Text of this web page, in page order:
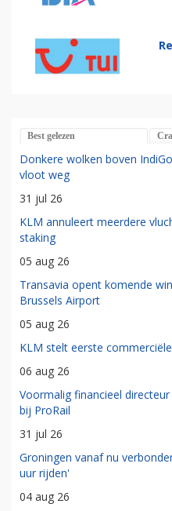
Best gelezen
Donkere wolken boven
vloot weg
31 jul 26
KLM annuleert meerdere
staking
05 aug 26
Transavia opent komende
Brussels Airport
05 aug 26
KLM stelt eerste
06 aug 26
Voormalig financieel
bij ProRail
31 jul 26
Groningen vanaf nu
uur rijden'
04 aug 26